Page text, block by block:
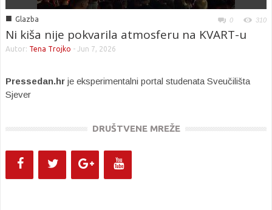
■ Glazba 0 310
Ni kiša nije pokvarila atmosferu na KVART-u
Autor: Tena Trojko - Jun 7, 2026
Pressedan.hr je eksperimentalni portal studenata Sveučilišta
Sjever
DRUŠTVENE MREŽE